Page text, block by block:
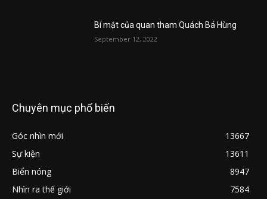
Bí mật của quan tham Quách Bá Hùng
September 12, 2022
Chuyên mục phổ biến
Góc nhìn mới
13667
Sự kiện
13611
Biển nóng
8947
Nhìn ra thế giới
7584